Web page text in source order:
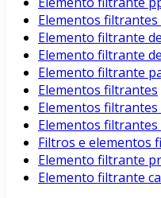
Elementos
Elemento filtrante
Elemento filtrante
Elemento filtrante
Elementos filtrantes
Elementos
Elementos
Filtros e elementos
Elemento filtrante
Elemento filtrante